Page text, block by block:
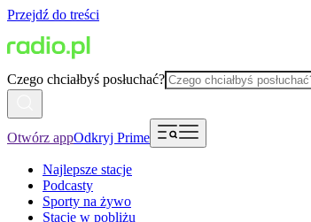
Przejdź do treści
Czego chciałbyś posłuchać?
Otwórz appOdkryj Prime
Najlepsze stacje
Podcasty
Sporty na żywo
Stacje w pobliżu